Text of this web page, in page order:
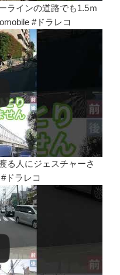
ラインの道路でも1.5ｍ
#ドラレコ
る人にジェスチャーさ
ドラレコ